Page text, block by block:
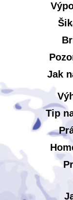
Jak
Tip